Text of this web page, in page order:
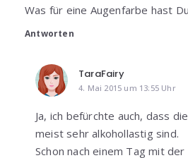
Was für eine Augenfarbe hast
Antworten
TaraFairy
4. Mai 2015 um 13:55 Uhr
Ja, ich befürchte auch, dass
meist sehr alkohollastig sind.
Schon nach einem Tag mit